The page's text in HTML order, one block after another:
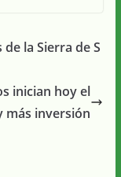
la Sierra de S
inician hoy el
más inversión